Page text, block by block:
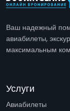
Ваш надежный
авиабилеты,
максимальным
Услуги
Авиабилеты